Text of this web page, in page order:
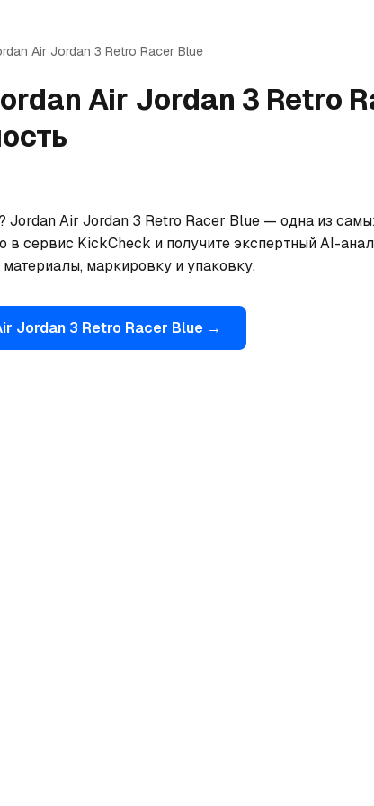
Air Jordan 3 Retro Racer Blue
Air Jordan 3 Retro
Jordan Air Jordan 3 Retro Racer Blue — одна из
в сервис KickCheck и получите экспертный AI-
маркировку и упаковку.
Jordan 3 Retro Racer Blue →